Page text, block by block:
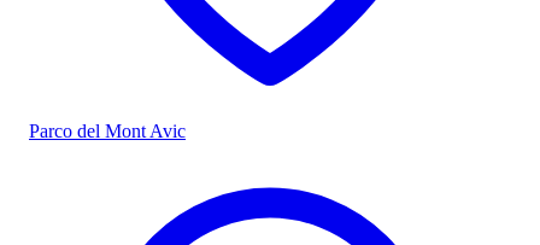
Parco del Mont Avic